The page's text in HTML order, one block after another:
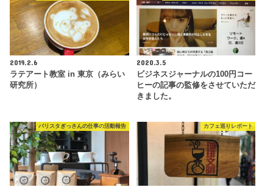
2019.2.6
ラテアート教室 in 東京（みらい
研究所）
2020.3.5
ビジネスジャーナルの100円コー
ヒーの記事の監修をさせていただ
きました。
バリスタぎっさんの仕事の活動報告 カフェ巡りレポート